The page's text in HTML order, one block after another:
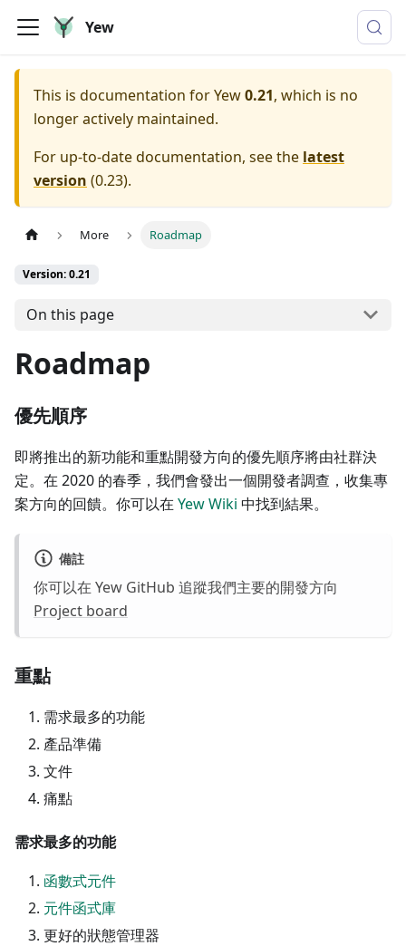
Yew
This is documentation forYew0.21, which is no
longer actively maintained.
For up-to-date documentation, see the latest
version (0.23).
More Roadmap
Version: 0.21
On this page
Roadmap
優先順序
即將推出的新功能和重點開發方向的優先順序將由社群決
定。在 2020 的春季，我們會發出一個開發者調查，收集專
案方向的回饋。你可以在 Yew Wiki 中找到結果。
備註
你可以在 Yew GitHub 追蹤我們主要的開發方向
Project board
重點
需求最多的功能
產品準備
文件
痛點
需求最多的功能
函數式元件
元件函式庫
更好的狀態管理器